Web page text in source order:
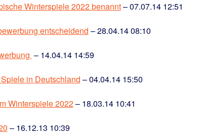
Winterspiele 2022 benannt– 07.07.14 12:51
entscheidend – 28.04.14 08:10
– 14.04.14 14:59
in Deutschland – 04.04.14 15:50
Winterspiele 2022– 18.03.14 10:41
– 16.12.13 10:39